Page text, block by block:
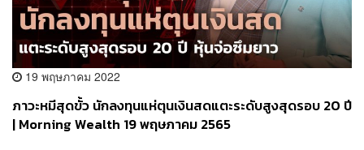
19 พฤษภาคม 2022
ภาวะหมีสุดขั้ว นักลงทุนแห่ตุนเงินสดแตะระดับสูงสุดรอบ 20 ปี
| Morning Wealth 19 พฤษภาคม 2565